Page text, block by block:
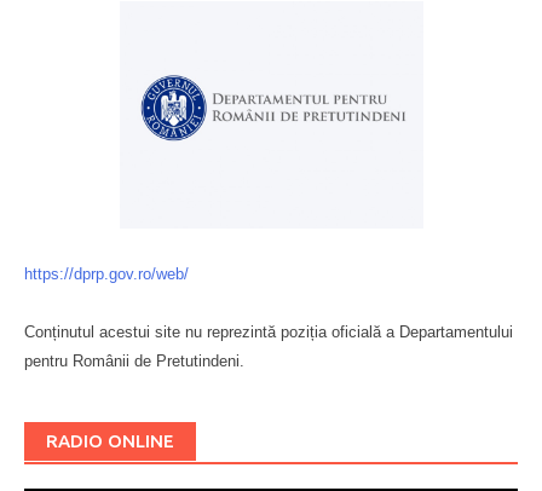
https://dprp.gov.ro/web/
Conținutul acestui site nu reprezintă poziția oficială a Departamentului
pentru Românii de Pretutindeni.
RADIO ONLINE